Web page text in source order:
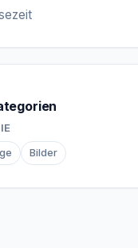
Bilder